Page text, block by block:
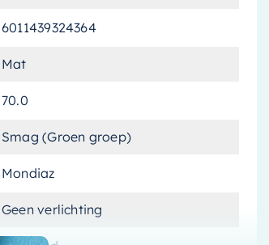
6011439324364
Mat
70.0
Smag (Groen groep)
Mondiaz
Geen verlichting